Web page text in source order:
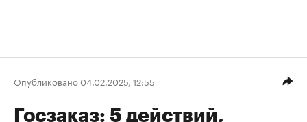
Опубликовано 04.02.2025, 12:55
Госзаказ: 5 действий,